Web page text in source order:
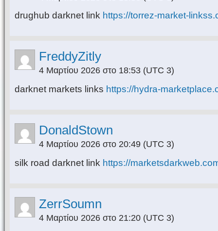
drughub darknet link https://torrez-market-
FreddyZitly
4 Μαρτίου 2026 στο 18:53 (UTC 3)
darknet markets links https://hydra-
DonaldStown
4 Μαρτίου 2026 στο 20:49 (UTC 3)
silk road darknet link https://
ZerrSoumn
4 Μαρτίου 2026 στο 21:20 (UTC 3)